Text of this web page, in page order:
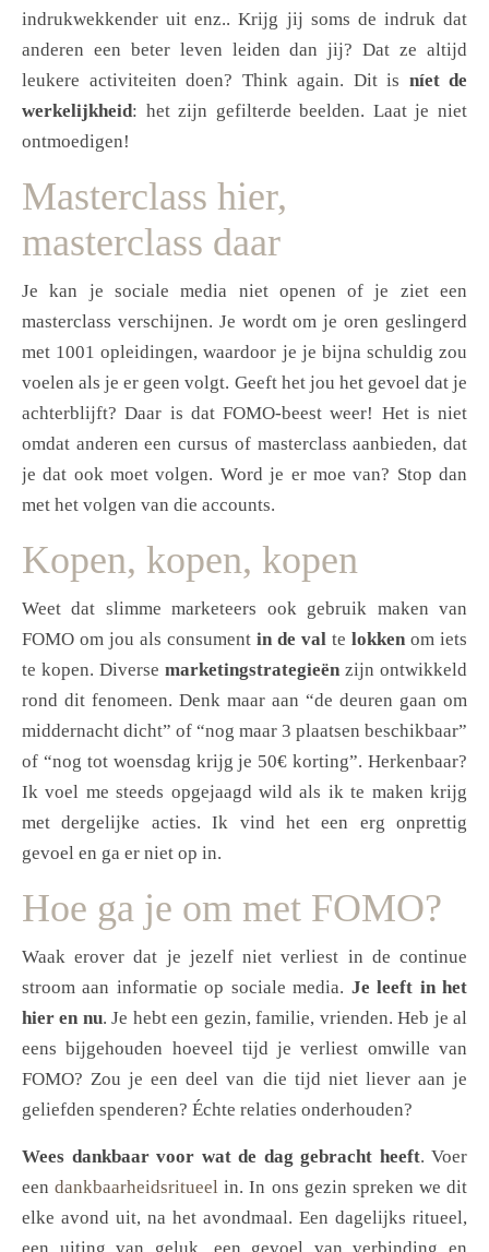
indrukwekkender uit enz.. Krijg jij soms de indruk dat
anderen een beter leven leiden dan jij? Dat ze altijd
leukere activiteiten doen? Think again. Dit is níet de
werkelijkheid: het zijn gefilterde beelden. Laat je niet
ontmoedigen!
Masterclass hier,
masterclass daar
Je kan je sociale media niet openen of je ziet een
masterclass verschijnen. Je wordt om je oren geslingerd
met 1001 opleidingen, waardoor je je bijna schuldig zou
voelen als je er geen volgt. Geeft het jou het gevoel dat je
achterblijft? Daar is dat FOMO-beest weer! Het is niet
omdat anderen een cursus of masterclass aanbieden, dat
je dat ook moet volgen. Word je er moe van? Stop dan
met het volgen van die accounts.
Kopen, kopen, kopen
Weet dat slimme marketeers ook gebruik maken van
FOMO om jou als consument in de val te lokken om iets
te kopen. Diverse marketingstrategieën zijn ontwikkeld
rond dit fenomeen. Denk maar aan “de deuren gaan om
middernacht dicht” of “nog maar 3 plaatsen beschikbaar”
of “nog tot woensdag krijg je 50€ korting”. Herkenbaar?
Ik voel me steeds opgejaagd wild als ik te maken krijg
met dergelijke acties. Ik vind het een erg onprettig
gevoel en ga er niet op in.
Hoe ga je om met FOMO?
Waak erover dat je jezelf niet verliest in de continue
stroom aan informatie op sociale media. Je leeft in het
hier en nu. Je hebt een gezin, familie, vrienden. Heb je al
eens bijgehouden hoeveel tijd je verliest omwille van
FOMO? Zou je een deel van die tijd niet liever aan je
geliefden spenderen? Échte relaties onderhouden?
Wees dankbaar voor wat de dag gebracht heeft. Voer
eendankbaarheidsritueelin. In ons gezin spreken we dit
elke avond uit, na het avondmaal. Een dagelijks ritueel,